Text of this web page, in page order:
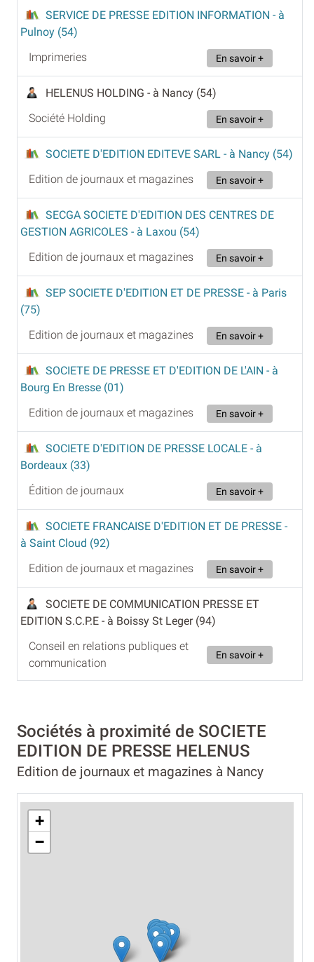
SERVICE DE PRESSE EDITION INFORMATION - à
Pulnoy (54)
Imprimeries
En savoir +
HELENUS HOLDING - à Nancy (54)
Société Holding
En savoir +
SOCIETE D'EDITION EDITEVE SARL - à Nancy (54)
Edition de journaux et magazines
En savoir +
SECGA SOCIETE D'EDITION DES CENTRES DE
GESTION AGRICOLES - à Laxou (54)
Edition de journaux et magazines
En savoir +
SEP SOCIETE D'EDITION ET DE PRESSE - à Paris
(75)
Edition de journaux et magazines
En savoir +
SOCIETE DE PRESSE ET D'EDITION DE L'AIN - à
Bourg En Bresse (01)
Edition de journaux et magazines
En savoir +
SOCIETE D'EDITION DE PRESSE LOCALE - à
Bordeaux (33)
Édition de journaux
En savoir +
SOCIETE FRANCAISE D'EDITION ET DE PRESSE -
à Saint Cloud (92)
Edition de journaux et magazines
En savoir +
SOCIETE DE COMMUNICATION PRESSE ET
EDITION S.C.P.E - à Boissy St Leger (94)
Conseil en relations publiques et
communication
En savoir +
Sociétés à proximité de SOCIETE
EDITION DE PRESSE HELENUS
Edition de journaux et magazines à Nancy
+
−